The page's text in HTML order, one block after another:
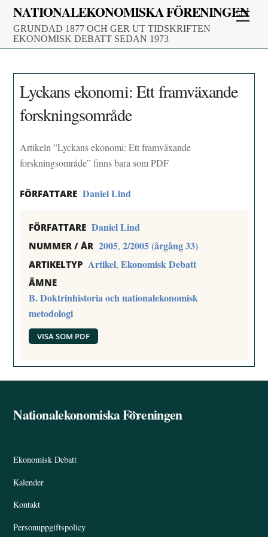
Skip
content
NATIONALEKONOMISKA FÖRENINGEN
GRUNDAD 1877 OCH GER UT TIDSKRIFTEN
EKONOMISK DEBATT SEDAN 1973
Lyckans ekonomi: Ett framväxande
forskningsområde
Artikeln ”Lyckans ekonomi: Ett framväxande
forskningsområde” finns bara som PDF
FÖRFATTARE Daniel Lind
FÖRFATTARE Daniel Lind
NUMMER / ÅR 2005,2/2005 (årgång 33)
ARTIKELTYP Artikel,Ekonomisk Debatt
ÄMNE
B. Doktrinhistoria och nationalekonomisk
metodologi
VISA SOM PDF
Back
Nationalekonomiska Föreningen
Ekonomisk Debatt
Kalender
Kontakt
Personuppgiftspolicy